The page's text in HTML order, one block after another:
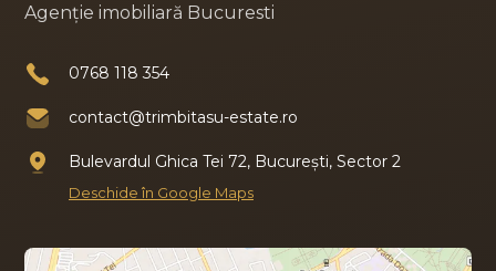
Agenție imobiliară Bucuresti
0768 118 354
contact@trimbitasu-estate.ro
Bulevardul Ghica Tei 72, București, Sector 2
Deschide în Google Maps